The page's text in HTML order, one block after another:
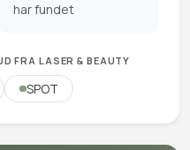
har fundet
FRA LASER & BEAUTY
SPOT